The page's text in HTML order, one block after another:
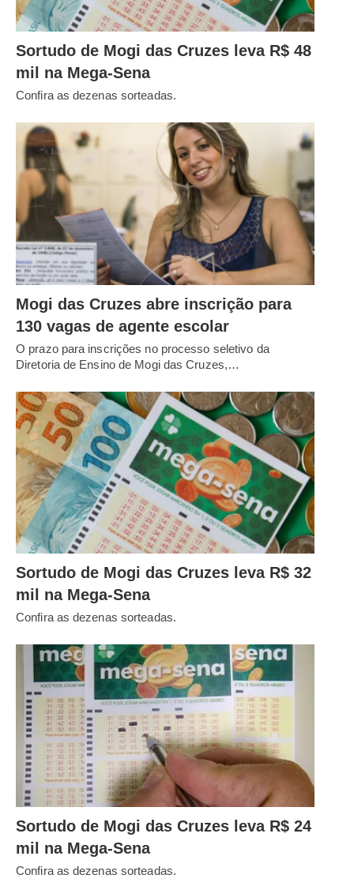
Sortudo de Mogi das Cruzes leva R$ 48
mil na Mega-Sena
Confira as dezenas sorteadas.
Mogi das Cruzes abre inscrição para
130 vagas de agente escolar
O prazo para inscrições no processo seletivo da
Diretoria de Ensino de Mogi das Cruzes,…
Sortudo de Mogi das Cruzes leva R$ 32
mil na Mega-Sena
Confira as dezenas sorteadas.
Sortudo de Mogi das Cruzes leva R$ 24
mil na Mega-Sena
Confira as dezenas sorteadas.